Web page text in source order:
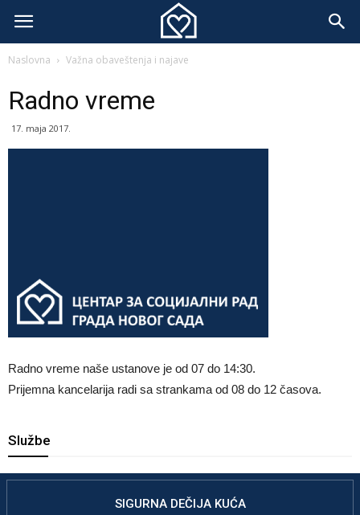
Naslovna Važna obaveštenja i najave
Radno vreme
17. maja 2017.
Radno vreme naše ustanove je od 07 do 14:30.
Prijemna kancelarija radi sa strankama od 08 do 12 časova.
Službe
SIGURNA DEČIJA KUĆA